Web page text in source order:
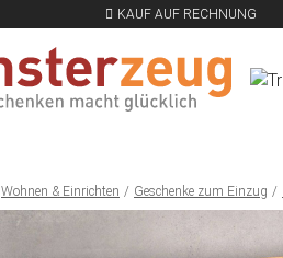
KAUF AUF RECHNUNG
Wohnen & Einrichten Geschenke zum Einzug